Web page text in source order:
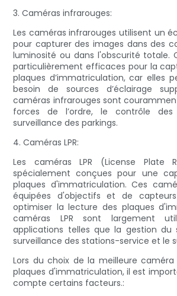
3. Caméras infrarouges:
Les caméras infrarouges utilisent un
pour capturer des images dans des
luminosité ou dans l'obscurité totale.
particulièrement efficaces pour la
plaques d’immatriculation, car elles
besoin de sources d’éclairage
caméras infrarouges sont
forces de l’ordre, le contrôle
surveillance des parkings.
4. Caméras LPR:
Les caméras LPR (License Plate
spécialement conçues pour une
plaques d'immatriculation. Ces
équipées d'objectifs et de
optimiser la lecture des plaques
caméras LPR sont largement
applications telles que la gestion du
surveillance des stations-service et le
Lors du choix de la meilleure
plaques d'immatriculation, il est
compte certains facteurs.: